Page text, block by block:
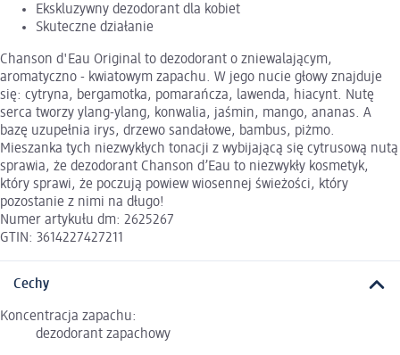
Ekskluzywny dezodorant dla kobiet
Skuteczne działanie
Chanson d'Eau Original to dezodorant o zniewalającym,
aromatyczno - kwiatowym zapachu. W jego nucie głowy znajduje
się: cytryna, bergamotka, pomarańcza, lawenda, hiacynt. Nutę
serca tworzy ylang-ylang, konwalia, jaśmin, mango, ananas. A
bazę uzupełnia irys, drzewo sandałowe, bambus, piżmo.
Mieszanka tych niezwykłych tonacji z wybijającą się cytrusową nutą
sprawia, że dezodorant Chanson d’Eau to niezwykły kosmetyk,
który sprawi, że poczują powiew wiosennej świeżości, który
pozostanie z nimi na długo!
Numer artykułu dm: 2625267
GTIN: 3614227427211
Cechy
Koncentracja zapachu:
dezodorant zapachowy